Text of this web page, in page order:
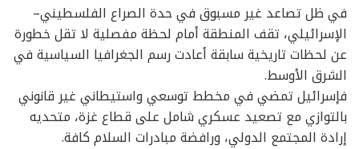
في ظل تصاعد غير مسبوق في حدة الصراع الفلسطيني–
الإسرائيلي، تقف المنطقة أمام لحظة مفصلية لا تقل خطورة
عن لحظات تاريخية سابقة أعادت رسم الجغرافيا السياسية في
الشرق الأوسط.
فإسرائيل تمضي في مخطط توسعي واستيطاني غير قانوني
بالتوازي مع تصعيد عسكري شامل على قطاع غزة، متحديه
إرادة المجتمع الدولي، ورافضة مبادرات السلام كافة.